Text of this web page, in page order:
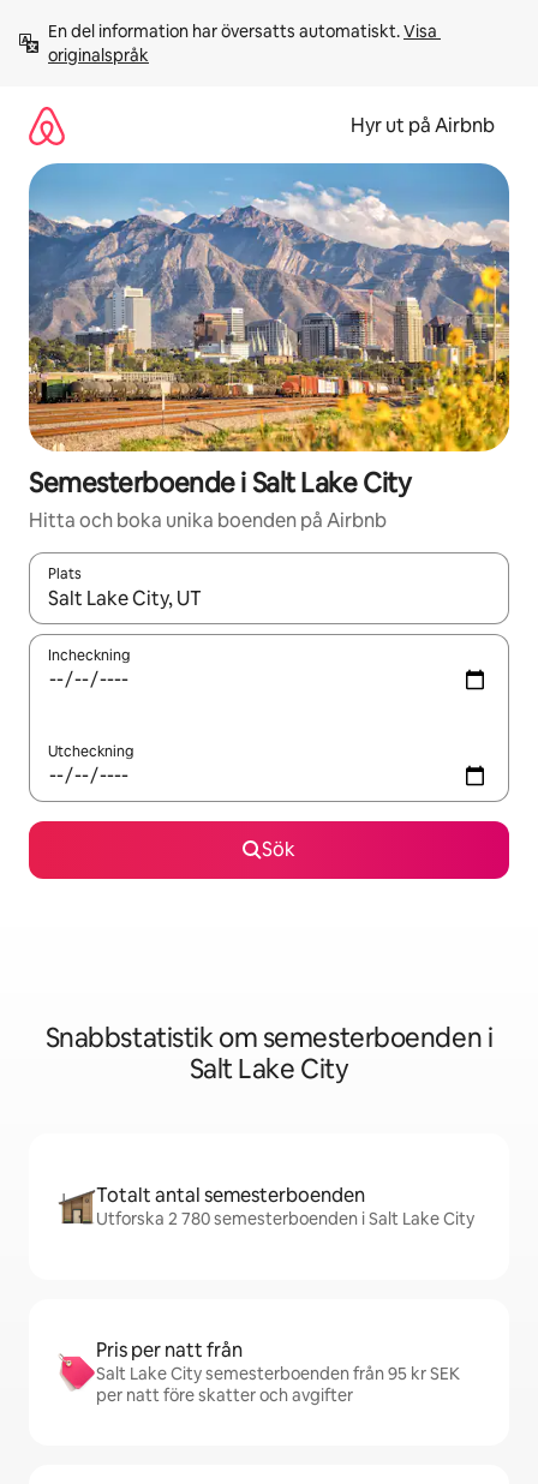
innehåll
En del information har översatts automatiskt. Visa
originalspråk
Hyr ut på Airbnb
Semesterboende i Salt Lake City
Hitta och boka unika boenden på Airbnb
Plats
När resultaten är tillgängliga kan du navigera med upp- och
Incheckning
Utcheckning
Sök
Snabbstatistik om semesterboenden i
Salt Lake City
Totalt antal semesterboenden
Utforska 2 780 semesterboenden i Salt Lake City
Pris per natt från
Salt Lake City semesterboenden från 95 kr SEK
per natt före skatter och avgifter